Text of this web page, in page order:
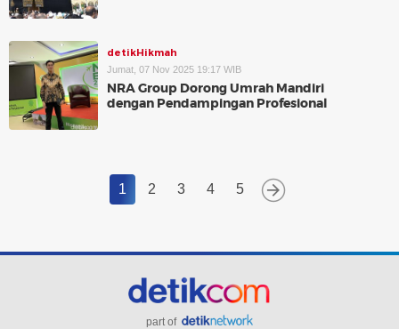
detikHikmah
Jumat, 07 Nov 2025 19:17 WIB
NRA Group Dorong Umrah Mandiri
dengan Pendampingan Profesional
1 2 3 4 5
part of